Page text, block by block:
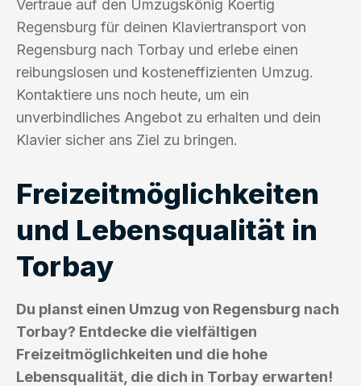
Vertraue auf den Umzugskönig Koertig
Regensburg für deinen Klaviertransport von
Regensburg nach Torbay und erlebe einen
reibungslosen und kosteneffizienten Umzug.
Kontaktiere uns noch heute, um ein
unverbindliches Angebot zu erhalten und dein
Klavier sicher ans Ziel zu bringen.
Freizeitmöglichkeiten
und Lebensqualität in
Torbay
Du planst einen Umzug von Regensburg nach
Torbay? Entdecke die vielfältigen
Freizeitmöglichkeiten und die hohe
Lebensqualität, die dich in Torbay erwarten!